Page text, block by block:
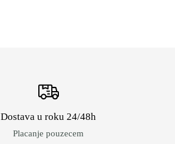
Dostava u roku 24/48h
Placanje pouzecem